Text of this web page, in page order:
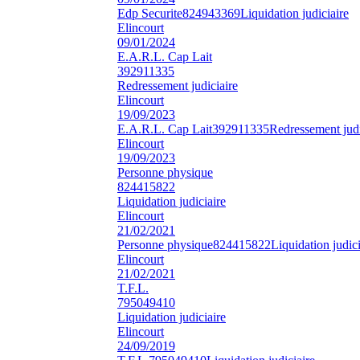
Edp Securite824943369Liquidation judiciaire
Elincourt
09/01/2024
E.A.R.L. Cap Lait
392911335
Redressement judiciaire
Elincourt
19/09/2023
E.A.R.L. Cap Lait392911335Redressement
Elincourt
19/09/2023
Personne physique
824415822
Liquidation judiciaire
Elincourt
21/02/2021
Personne physique824415822Liquidation
Elincourt
21/02/2021
T.F.L.
795049410
Liquidation judiciaire
Elincourt
24/09/2019